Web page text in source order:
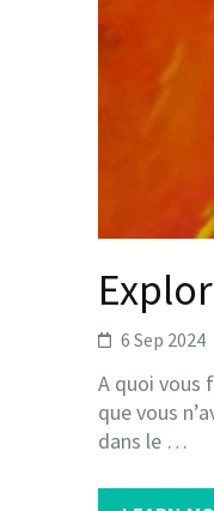
6 Sep 2024
A quoi vous
que vous
dans le …